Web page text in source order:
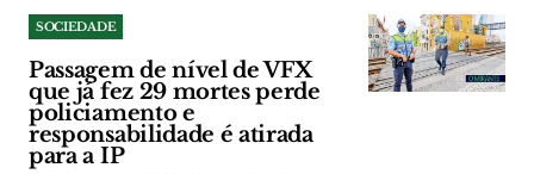
SOCIEDADE
Passagem de nível de VFX
que já fez 29 mortes perde
policiamento e
responsabilidade é atirada
para a IP